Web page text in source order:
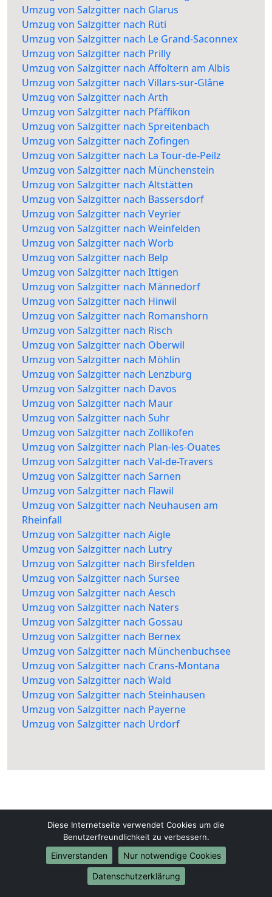
Umzug von Salzgitter nach Glarus
Umzug von Salzgitter nach Rüti
Umzug von Salzgitter nach Le Grand-Saconnex
Umzug von Salzgitter nach Prilly
Umzug von Salzgitter nach Affoltern am Albis
Umzug von Salzgitter nach Villars-sur-Glâne
Umzug von Salzgitter nach Arth
Umzug von Salzgitter nach Pfäffikon
Umzug von Salzgitter nach Spreitenbach
Umzug von Salzgitter nach Zofingen
Umzug von Salzgitter nach La Tour-de-Peilz
Umzug von Salzgitter nach Münchenstein
Umzug von Salzgitter nach Altstätten
Umzug von Salzgitter nach Bassersdorf
Umzug von Salzgitter nach Veyrier
Umzug von Salzgitter nach Weinfelden
Umzug von Salzgitter nach Worb
Umzug von Salzgitter nach Belp
Umzug von Salzgitter nach Ittigen
Umzug von Salzgitter nach Männedorf
Umzug von Salzgitter nach Hinwil
Umzug von Salzgitter nach Romanshorn
Umzug von Salzgitter nach Risch
Umzug von Salzgitter nach Oberwil
Umzug von Salzgitter nach Möhlin
Umzug von Salzgitter nach Lenzburg
Umzug von Salzgitter nach Davos
Umzug von Salzgitter nach Maur
Umzug von Salzgitter nach Suhr
Umzug von Salzgitter nach Zollikofen
Umzug von Salzgitter nach Plan-les-Ouates
Umzug von Salzgitter nach Val-de-Travers
Umzug von Salzgitter nach Sarnen
Umzug von Salzgitter nach Flawil
Umzug von Salzgitter nach Neuhausen am
Rheinfall
Umzug von Salzgitter nach Aigle
Umzug von Salzgitter nach Lutry
Umzug von Salzgitter nach Birsfelden
Umzug von Salzgitter nach Sursee
Umzug von Salzgitter nach Aesch
Umzug von Salzgitter nach Naters
Umzug von Salzgitter nach Gossau
Umzug von Salzgitter nach Bernex
Umzug von Salzgitter nach Münchenbuchsee
Umzug von Salzgitter nach Crans-Montana
Umzug von Salzgitter nach Wald
Umzug von Salzgitter nach Steinhausen
Umzug von Salzgitter nach Payerne
Umzug von Salzgitter nach Urdorf
Salzgitter-Umzugsfirma.de
Salzgitter
01579-2482375
Diese Internetseite verwendet Cookies um die
Benutzerfreundlichkeit zu verbessern.
Einverstanden
Nur notwendige Cookies
Datenschutzerklärung